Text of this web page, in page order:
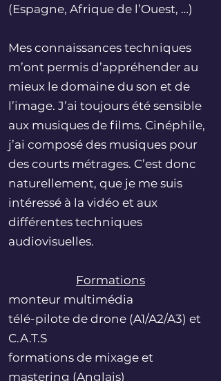
(Espagne, Afrique de l’Ouest, …)
Mes connaissances techniques
m’ont permis d’appréhender au
mieux le domaine du son et de
l’image. J’ai toujours été sensible
aux musiques de films. Cinéphile,
j’ai composé des musiques pour
des courts métrages. C’est donc
naturellement, que je me suis
intéressé à la vidéo et aux
différentes techniques
audiovisuelles.
Formations
monteur multimédia
télé-pilote de drone (A1/A2/A3) et
C.A.T.S
formations de mixage et
mastering (Anglais)​